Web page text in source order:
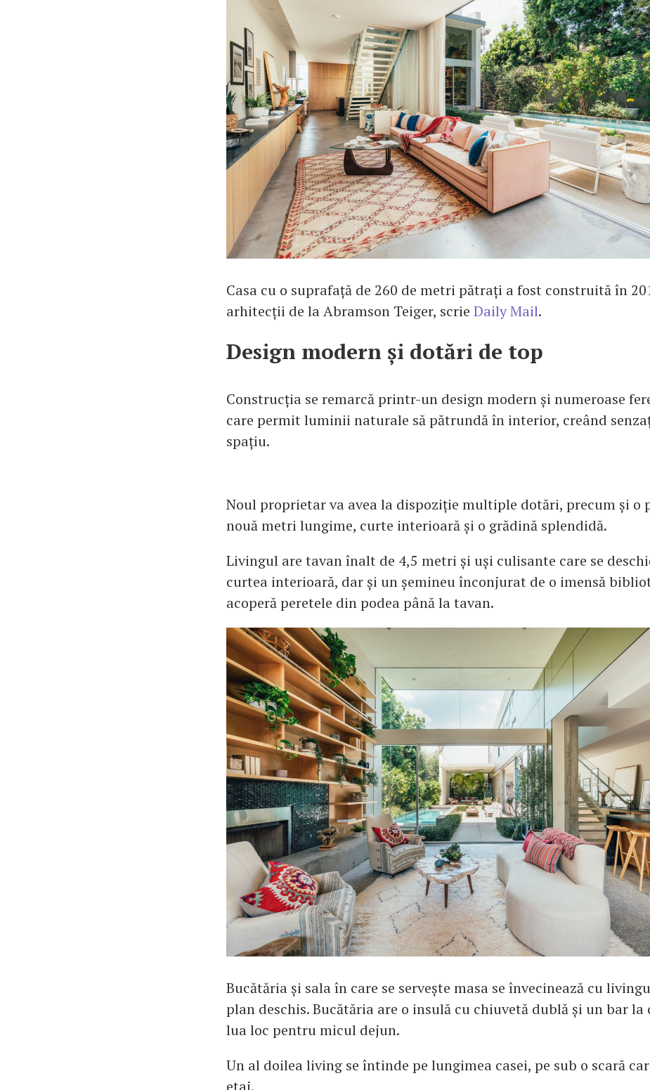
Casa cu o suprafață de 260 de metri pătrați a fost construită în
arhitecții de la Abramson Teiger, scrie Daily Mail.
Design modern și dotări de top
Construcția se remarcă printr-un design modern și numeroase
care permit luminii naturale să pătrundă în interior, creând
spațiu.
Noul proprietar va avea la dispoziție multiple dotări, precum și o
nouă metri lungime, curte interioară și o grădină splendidă.
Livingul are tavan înalt de 4,5 metri și uși culisante care se
curtea interioară, dar și un șemineu înconjurat de o imensă
acoperă peretele din podea până la tavan.
Bucătăria și sala în care se servește masa se învecinează cu
plan deschis. Bucătăria are o insulă cu chiuvetă dublă și un bar la
lua loc pentru micul dejun.
Un al doilea living se întinde pe lungimea casei, pe sub o scară
etaj.